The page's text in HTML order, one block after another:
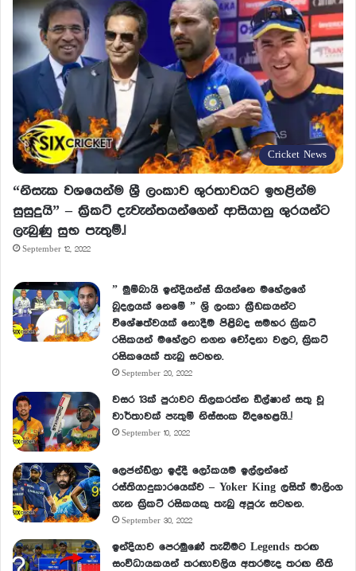
Cricket News
“නිසැක වශයෙන්ම ශ්‍රී ලංකාව ශුරතාවයට ඉහළින්ම
සුසුදුයි” – ක්‍රිකට් දැවැන්තයන්ගෙන් ආසියානු ශුරයන්ට
ලැබුණු සුභ පැතුම්.!
September 12, 2022
” මුම්බායි ඉන්දියන්ස් කියන්නෙ මහේලගේ
බූදලයක් නෙමේ ” ශ්‍රි ලංකා ක්‍රීඩකයන්ට
විශේෂත්වයක් නොදීම පිළිබද සමහර ක්‍රිකට්
රසිකයන් මහේලට නගන චෝදනා වලට, ක්‍රිකට්
රසිකයෙක් තැබු සටහන.
September 20, 2022
වසර 13ක් පුරාවට තිලකරත්න ඩිල්ෂාන් සතු වූ
වාර්තාවක් පැතුම් නිස්සංක බිදහෙළයි..!
September 10, 2022
ලෙජන්ඩ්ලා ඉද්දී ලෝකයම ඉල්ලන්නේ
රස්තියාදුකාරයෙක්ව – Yoker King ලසිත් මාලිංග
ගැන ක්‍රිකට් රසිකයකු තැබු අපූරු සටහන.
September 30, 2022
ඉන්දියාව පෙරමුණේ තැබීමට Legends තරඟ
සංවිධායකයන් තරඟාවලිය අතරමැද තරඟ නීති